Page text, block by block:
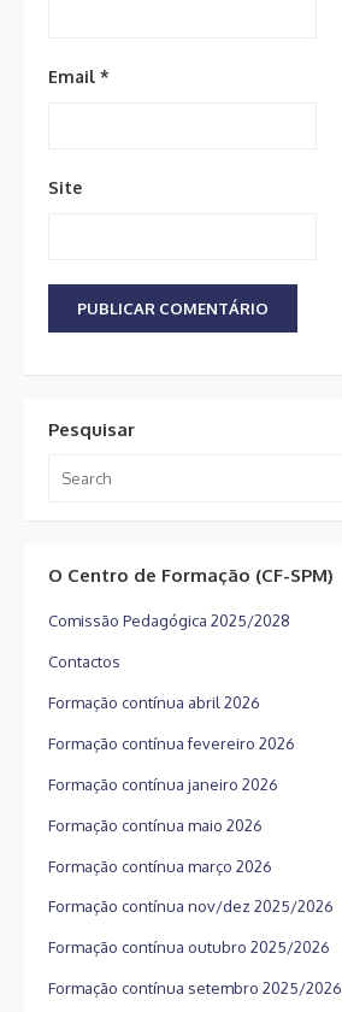
Email *
Site
Pesquisar
for:
O Centro de Formação (CF-SPM)
Comissão Pedagógica 2025/2028
Contactos
Formação contínua abril 2026
Formação contínua fevereiro 2026
Formação contínua janeiro 2026
Formação contínua maio 2026
Formação contínua março 2026
Formação contínua nov/dez 2025/2026
Formação contínua outubro 2025/2026
Formação contínua setembro 2025/2026